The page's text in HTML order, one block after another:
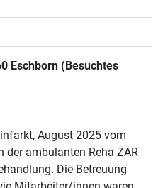
Eschborn (Besuchtes
August 2025 vom
der ambulanten Reha ZAR
Die Betreuung